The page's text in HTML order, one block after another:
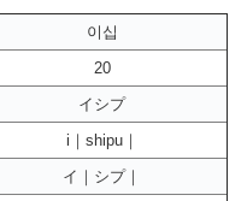
이십
20
イシプ
i｜shipu｜
イ｜シプ｜